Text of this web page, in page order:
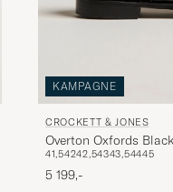
KAMPAGNE
CROCKETT & JONES
Overton Oxfords
41,54242,54343,54445
5 199,-